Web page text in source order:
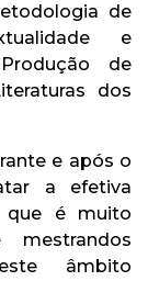
de
e
de
dos
e após o
a efetiva
que é muito
âmbito